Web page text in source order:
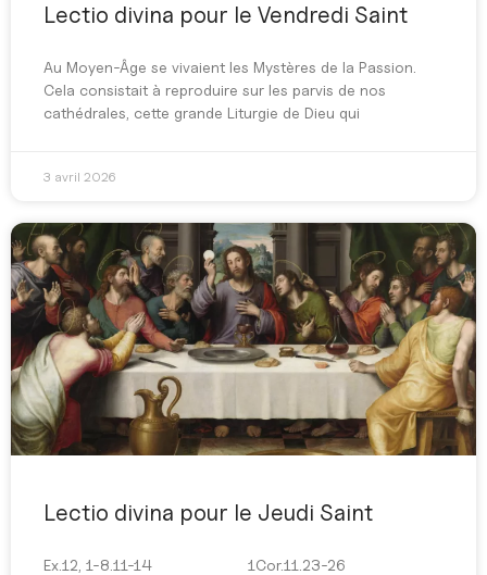
Lectio divina pour le Vendredi Saint
Au Moyen-Âge se vivaient les Mystères de la Passion.
Cela consistait à reproduire sur les parvis de nos
cathédrales, cette grande Liturgie de Dieu qui
3 avril 2026
Lectio divina pour le Jeudi Saint
Ex.12, 1-8.11-14 1Cor.11.23-26